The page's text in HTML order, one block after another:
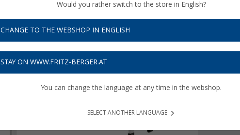
Bis zu
Would you rather switch to the store in English?
CHANGE TO THE WEBSHOP IN ENGLISH
STAY ON WWW.FRITZ-BERGER.AT
You can change the language at any time in the webshop.
SELECT ANOTHER LANGUAGE